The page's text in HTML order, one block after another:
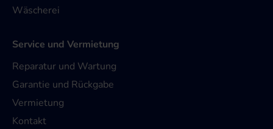
Wäscherei
Service und Vermietung
Reparatur und Wartung
Garantie und Rückgabe
Vermietung
Kontakt